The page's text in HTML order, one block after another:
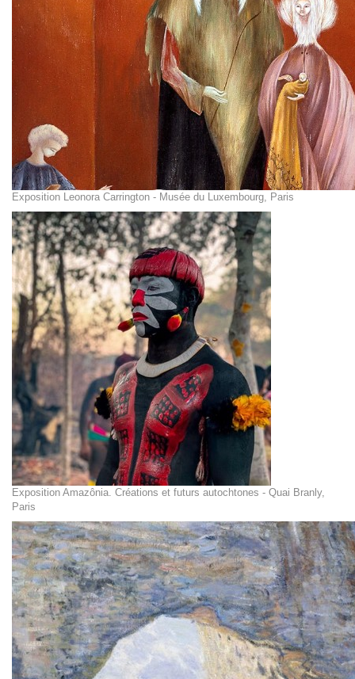
Exposition Leonora Carrington - Musée du Luxembourg, Paris
Exposition Amazônia. Créations et futurs autochtones - Quai Branly,
Paris